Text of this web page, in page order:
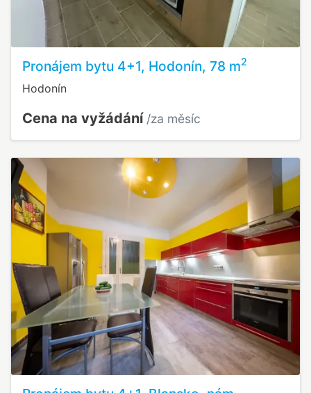
Pronájem bytu 4+1, Hodonín, 78 m2
Hodonín
Cena na vyžádání /za měsíc